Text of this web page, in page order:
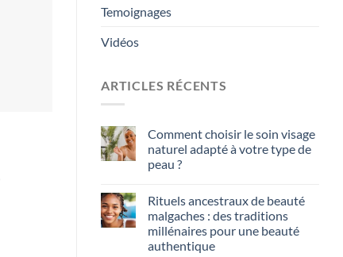
Temoignages
Vidéos
ARTICLES RÉCENTS
Comment choisir le soin visage
naturel adapté à votre type de
peau ?
Rituels ancestraux de beauté
malgaches : des traditions
millénaires pour une beauté
authentique